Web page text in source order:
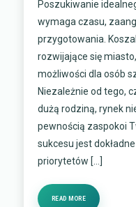
Poszukiwanie
wymaga czasu,
przygotowania.
rozwijające się
możliwości dla osób
Niezależnie od tego,
dużą rodziną, rynek
pewnością zaspokoi
sukcesu jest
priorytetów […]
READ MORE